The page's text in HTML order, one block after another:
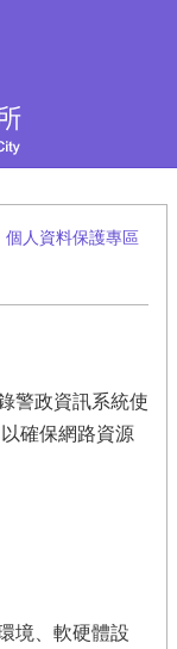
個人資料保護專區
警政資訊系統使
確保網路資源
境、軟硬體設